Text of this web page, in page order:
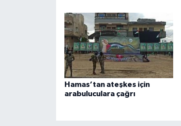
Hamas’tan ateşkes için
arabuluculara çağrı